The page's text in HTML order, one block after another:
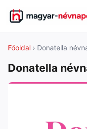
Főoldal › Donatella
Donatella